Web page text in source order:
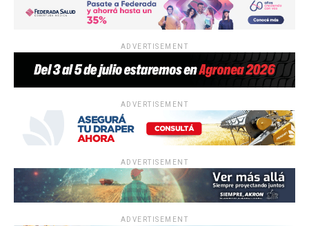
ADVERTISEMENT
ADVERTISEMENT
ADVERTISEMENT
ADVERTISEMENT